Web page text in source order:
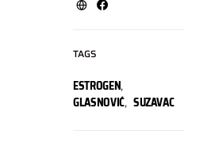
TAGS
ESTROGEN,
GLASNOVIĆ, SUZAVAC